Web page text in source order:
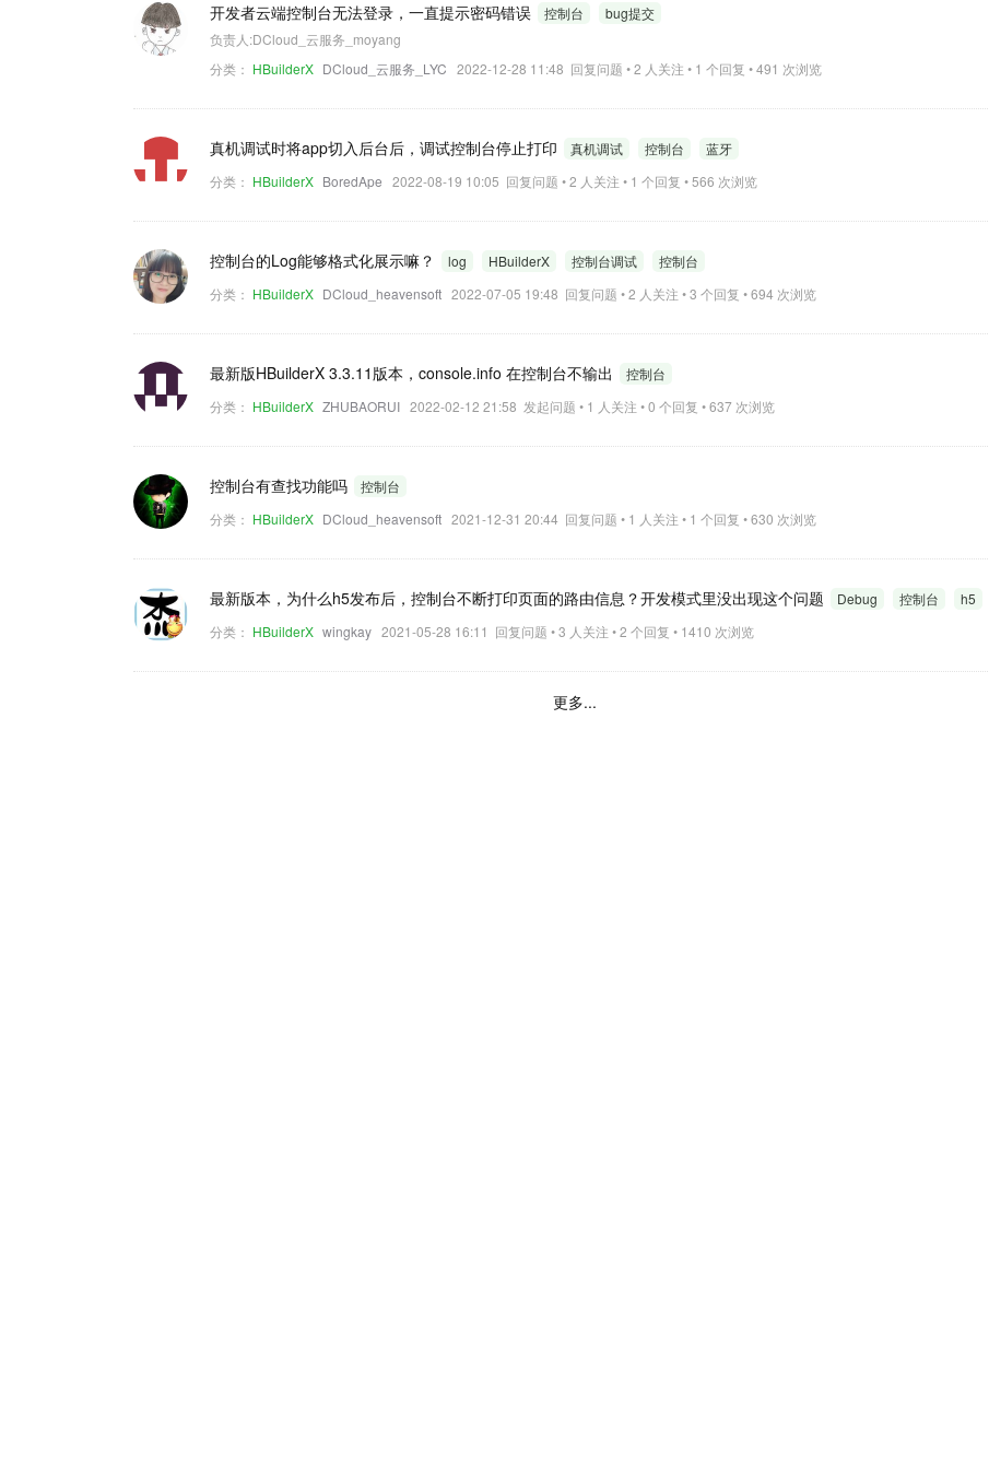
开发者云端控制台无法登录，一直提示密码错误 控制台
bug提交
负责人:DCloud_云服务_moyang
分类： HBuilderX DCloud_云服务_LYC 2022-12-28 11:48 回复问题 • 2 人关注 • 1 个回复 • 491 次浏览
真机调试时将app切入后台后，调试控制台停止打印 真机调试 控制台
蓝牙
分类： HBuilderX BoredApe 2022-08-19 10:05 回复问题 • 2 人关注 • 1 个回复 • 566 次浏览
控制台的Log能够格式化展示嘛？ log HBuilderX 控制台调试
控制台
分类： HBuilderX DCloud_heavensoft 2022-07-05 19:48 回复问题 • 2 人关注 • 3 个回复 • 694 次浏览
最新版HBuilderX 3.3.11版本，console.info 在控制台不输出
控制台
分类： HBuilderX ZHUBAORUI 2022-02-12 21:58 发起问题 • 1 人关注 • 0 个回复 • 637 次浏览
控制台有查找功能吗
控制台
分类： HBuilderX DCloud_heavensoft 2021-12-31 20:44 回复问题 • 1 人关注 • 1 个回复 • 630 次浏览
最新版本，为什么h5发布后，控制台不断打印页面的路由信息？开发模式里没出现这个问题 Debug 控制台
h5
分类： HBuilderX wingkay 2021-05-28 16:11 回复问题 • 3 人关注 • 2 个回复 • 1410 次浏览
更多...